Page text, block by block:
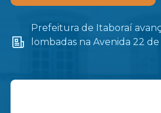
Prefeitura de Itaboraí
lombadas na Avenida 22